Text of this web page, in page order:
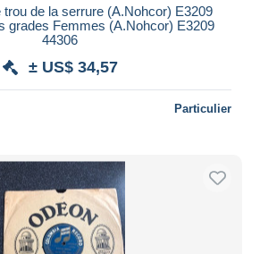
de la serrure (A.Nohcor) E3209
grades Femmes (A.Nohcor) E3209
44306
± US$ 34,57
Particulier